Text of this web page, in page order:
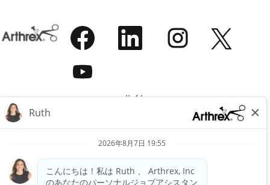
新
し
い
ブ
で
き
新
し
い
き
新
し
い
き
新
し
い
き
ま
す
。
し
い
ブ
き
。
サイト
利用規約
プライバシーポリシー
法的および倫理に関する通知